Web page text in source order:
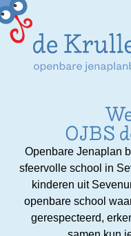
OJBS
Openbare Jenaplan
sfeervolle school in
kinderen uit
openbare school
gerespecteerd,